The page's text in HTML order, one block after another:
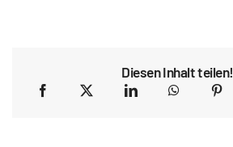
Diesen Inhalt teilen!